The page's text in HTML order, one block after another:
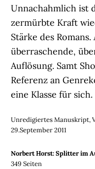
Unnachahmlich ist
zermürbte Kraft
Stärke des Romans.
überraschende,
Auflösung. Samt
Referenz an
eine Klasse für sich.
Unredigiertes Manuskript,
29.September 2011
Norbert Horst: Splitter im
349 Seiten